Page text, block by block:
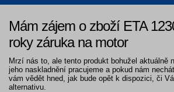
Mám zájem o zboží ETA
roky záruka na motor
Mrzí nás to, ale tento produkt bohužel aktuálně
jeho naskladnění pracujeme a pokud nám
vám vědět hned, jak bude opět k dispozici, či
alternativu.